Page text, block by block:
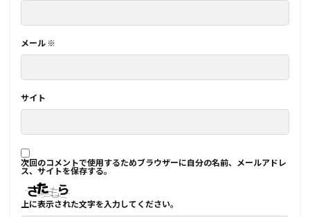
メール ※
サイト
次回のコメントで使用するためブラウザーに自分の名前、メールアドレ
ス、サイトを保存する。
上に表示された文字を入力してください。